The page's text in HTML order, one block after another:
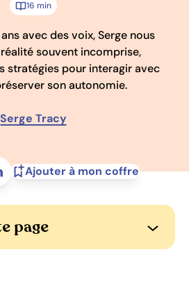
16 min
avec des voix, Serge nous
souvent incomprise,
stratégies pour interagir avec
son autonomie.
Serge Tracy
Ajouter à mon coffre
page Ouvrir